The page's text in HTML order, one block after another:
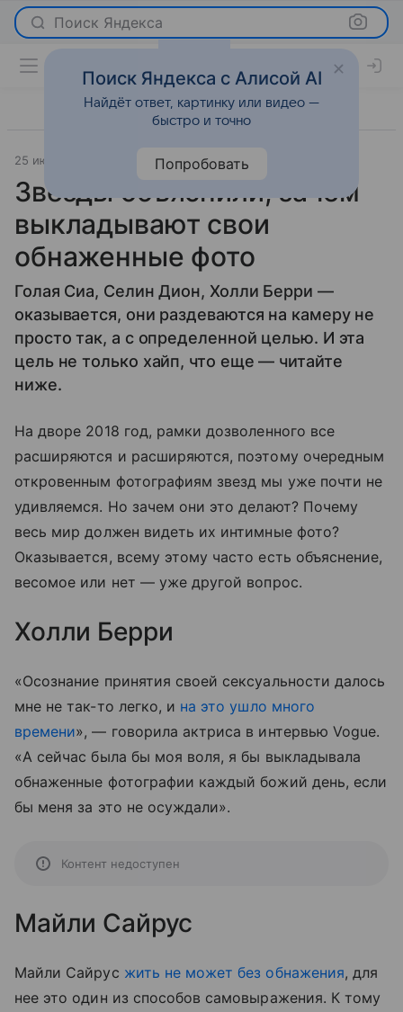
Поиск Яндекса
25 июля 2018 История успеха
Звезды объяснили, зачем
выкладывают свои
обнаженные фото
Голая Сиа, Селин Дион, Холли Берри —
оказывается, они раздеваются на камеру не
просто так, а с определенной целью. И эта
цель не только хайп, что еще — читайте
ниже.
На дворе 2018 год, рамки дозволенного все
расширяются и расширяются, поэтому очередным
откровенным фотографиям звезд мы уже почти не
удивляемся. Но зачем они это делают? Почему
весь мир должен видеть их интимные фото?
Оказывается, всему этому часто есть объяснение,
весомое или нет — уже другой вопрос.
Холли Берри
«Осознание принятия своей сексуальности далось
мне не так-то легко, и на это ушло много
времени», — говорила актриса в интервью Vogue.
«А сейчас была бы моя воля, я бы выкладывала
обнаженные фотографии каждый божий день, если
бы меня за это не осуждали».
Контент недоступен
Майли Сайрус
Майли Сайрус жить не может без обнажения, для
нее это один из способов самовыражения. К тому
Поиск Яндекса с Алисой AI
Найдёт ответ, картинку или видео —
быстро и точно
Попробовать